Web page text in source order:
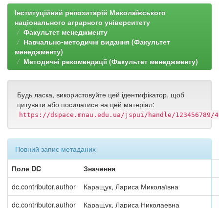
Інституційний репозитарій Миколаївського
національного аграрного університету
Факультет менеджменту
Навчально-методичні видання (Факультет
менеджменту)
Методичні рекомендації (Факультет менеджменту)
Будь ласка, використовуйте цей ідентифікатор, щоб
цитувати або посилатися на цей матеріал:
https://dspace.mnau.edu.ua/jspui/handle/123456789/
Повний запис метаданих
Поле DC
Значення
dc.contributor.author
Каращук, Лариса Миколаївна
dc.contributor.author
Каращук, Лариса Николаевна